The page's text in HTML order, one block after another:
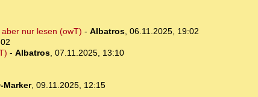
nur lesen (owT) - Albatros, 06.11.2025, 19:02
- Albatros, 07.11.2025, 13:10
Marker, 09.11.2025, 12:15